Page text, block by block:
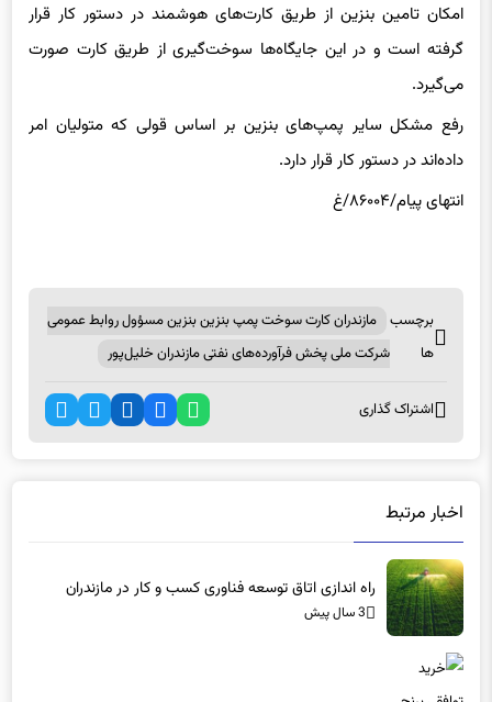
امکان تامین بنزین از طریق کارت‌های هوشمند در دستور کار قرار
گرفته است و در این جایگاه‌ها سوخت‌گیری از طریق کارت صورت
می‌گیرد.
رفع مشکل سایر پمپ‌های بنزین بر اساس قولی که متولیان امر
داده‌اند در دستور کار قرار دارد.
انتهای پیام/۸۶۰۰۴/غ
برچسب
ها
مازندران کارت سوخت پمپ بنزین بنزین مسؤول روابط عمومی
شرکت ملی پخش فرآورده‌های نفتی مازندران خلیل‌پور
اشتراک گذاری
اخبار مرتبط
راه اندازی اتاق توسعه فناوری کسب و کار در مازندران
3 سال پیش